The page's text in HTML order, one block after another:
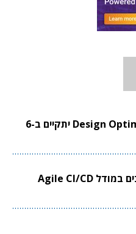
וובינר סינופסיס ל-Design Optimization יתקיים ב-6
וובינר סינופסיס לתכנון שבבים במודל Agile CI/CD